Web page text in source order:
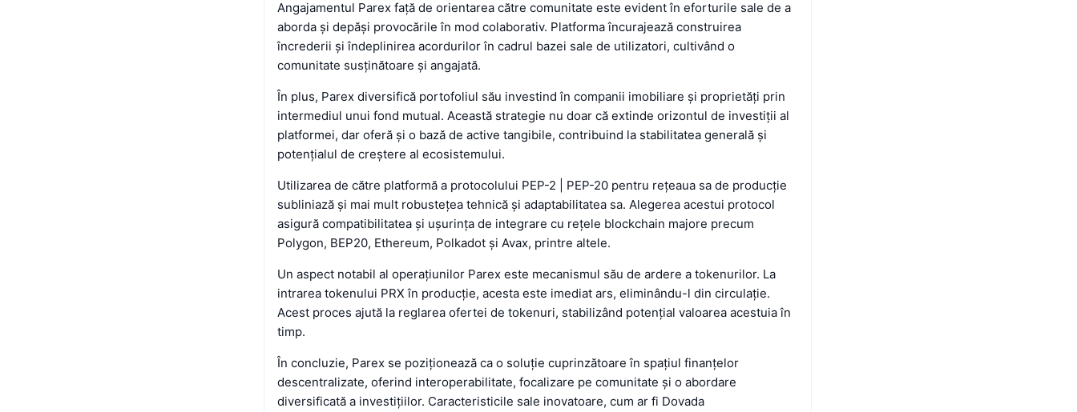
Angajamentul Parex față de orientarea către comunitate este evident în eforturile sale de a
aborda și depăși provocările în mod colaborativ. Platforma încurajează construirea
încrederii și îndeplinirea acordurilor în cadrul bazei sale de utilizatori, cultivând o
comunitate susținătoare și angajată.
În plus, Parex diversifică portofoliul său investind în companii imobiliare și proprietăți prin
intermediul unui fond mutual. Această strategie nu doar că extinde orizontul de investiții al
platformei, dar oferă și o bază de active tangibile, contribuind la stabilitatea generală și
potențialul de creștere al ecosistemului.
Utilizarea de către platformă a protocolului PEP-2 | PEP-20 pentru rețeaua sa de producție
subliniază și mai mult robustețea tehnică și adaptabilitatea sa. Alegerea acestui protocol
asigură compatibilitatea și ușurința de integrare cu rețele blockchain majore precum
Polygon, BEP20, Ethereum, Polkadot și Avax, printre altele.
Un aspect notabil al operațiunilor Parex este mecanismul său de ardere a tokenurilor. La
intrarea tokenului PRX în producție, acesta este imediat ars, eliminându-l din circulație.
Acest proces ajută la reglarea ofertei de tokenuri, stabilizând potențial valoarea acestuia în
timp.
În concluzie, Parex se poziționează ca o soluție cuprinzătoare în spațiul finanțelor
descentralizate, oferind interoperabilitate, focalizare pe comunitate și o abordare
diversificată a investițiilor. Caracteristicile sale inovatoare, cum ar fi Dovada